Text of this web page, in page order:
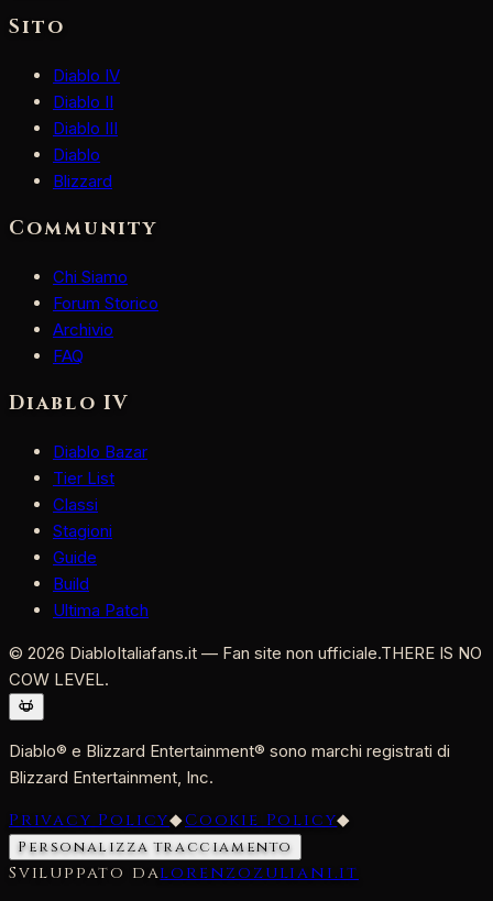
Sito
Diablo IV
Diablo II
Diablo III
Diablo
Blizzard
Community
Chi Siamo
Forum Storico
Archivio
FAQ
Diablo IV
Diablo Bazar
Tier List
Classi
Stagioni
Guide
Build
Ultima Patch
© 2026 DiabloItaliafans.it — Fan site non ufficiale.THERE IS NO
COW LEVEL.
Diablo® e Blizzard Entertainment® sono marchi registrati di
Blizzard Entertainment, Inc.
Privacy Policy◆Cookie Policy◆
Personalizza tracciamento
Sviluppato dalorenzozuliani.it